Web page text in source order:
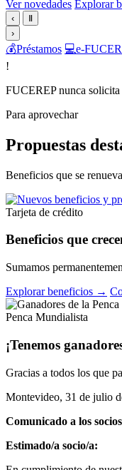
Ver novedades Explorar
‹
Ⅱ
›
💰Préstamos 💻e-
!
FUCEREP nunca
Para aprovechar
Propuestas
Beneficios que se
Tarjeta de crédito
Beneficios que
Sumamos
Explorar beneficios →
Penca Mundialista
¡Tenemos
Gracias a todos los que
Montevideo, 31 de julio
Comunicado a los socios
Estimado/a socio/a: